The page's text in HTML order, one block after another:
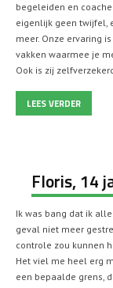
begeleiden en
eigenlijk geen twijfel,
meer. Onze ervaring
vakken waarmee je
Ook is zij
LEES VERDER
Floris, 14
Ik was bang dat ik
geval niet meer
controle zou kunnen
Het viel me heel erg
een bepaalde grens,